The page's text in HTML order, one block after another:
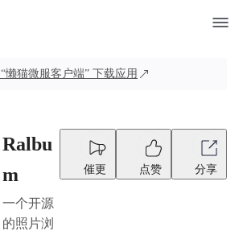
“懒猫微服客户端” 下载应用
Ralbu
m
一个开源
的照片浏
催更 点赞 分享